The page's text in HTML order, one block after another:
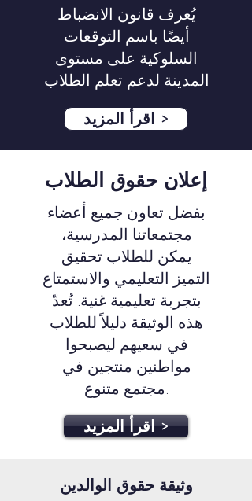
يُعرف قانون الانضباط
أيضًا باسم التوقعات
السلوكية على مستوى
المدينة لدعم تعلم الطلاب
اقرأ المزيد >
إعلان حقوق الطلاب
بفضل تعاون جميع أعضاء
مجتمعاتنا المدرسية،
يمكن للطلاب تحقيق
التميز التعليمي والاستمتاع
بتجربة تعليمية غنية. تُعدّ
هذه الوثيقة دليلاً للطلاب
في سعيهم ليصبحوا
مواطنين منتجين في
اقرأ المزيد >
وثيقة حقوق الوالدين